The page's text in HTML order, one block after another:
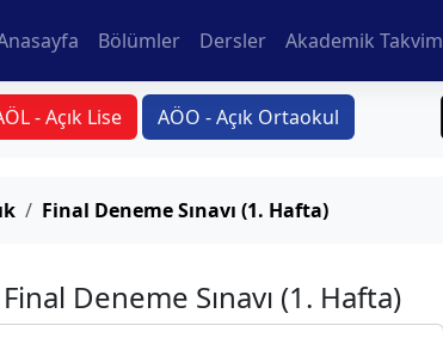
Bölümler Dersler Akademik Takvim
- Açık Lise AÖO - Açık Ortaokul
Final Deneme Sınavı (1. Hafta)
Deneme Sınavı (1. Hafta)